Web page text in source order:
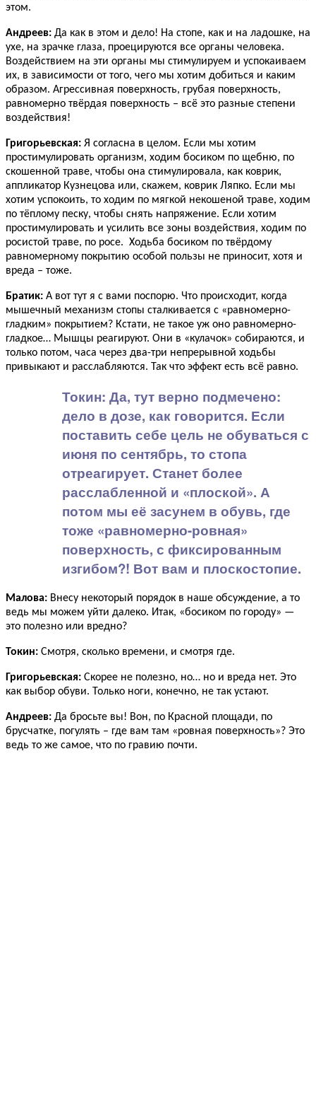
этом.
Андреев: Да как в этом и дело! На стопе, как и на ладошке, на
ухе, на зрачке глаза, проецируются все органы человека.
Воздействием на эти органы мы стимулируем и успокаиваем
их, в зависимости от того, чего мы хотим добиться и каким
образом. Агрессивная поверхность, грубая поверхность,
равномерно твёрдая поверхность – всё это разные степени
воздействия!
Григорьевская: Я согласна в целом. Если мы хотим
простимулировать организм, ходим босиком по щебню, по
скошенной траве, чтобы она стимулировала, как коврик,
аппликатор Кузнецова или, скажем, коврик Ляпко. Если мы
хотим успокоить, то ходим по мягкой некошеной траве, ходим
по тёплому песку, чтобы снять напряжение. Если хотим
простимулировать и усилить все зоны воздействия, ходим по
росистой траве, по росе. Ходьба босиком по твёрдому
равномерному покрытию особой пользы не приносит, хотя и
вреда – тоже.
Братик: А вот тут я с вами поспорю. Что происходит, когда
мышечный механизм стопы сталкивается с «равномерно-
гладким» покрытием? Кстати, не такое уж оно равномерно-
гладкое… Мышцы реагируют. Они в «кулачок» собираются, и
только потом, часа через два-три непрерывной ходьбы
привыкают и расслабляются. Так что эффект есть всё равно.
Токин: Да, тут верно подмечено:
дело в дозе, как говорится. Если
поставить себе цель не обуваться с
июня по сентябрь, то стопа
отреагирует. Станет более
расслабленной и «плоской». А
потом мы её засунем в обувь, где
тоже «равномерно-ровная»
поверхность, с фиксированным
изгибом?! Вот вам и плоскостопие.
Малова: Внесу некоторый порядок в наше обсуждение, а то
ведь мы можем уйти далеко. Итак, «босиком по городу» —
это полезно или вредно?
Токин: Смотря, сколько времени, и смотря где.
Григорьевская: Скорее не полезно, но… но и вреда нет. Это
как выбор обуви. Только ноги, конечно, не так устают.
Андреев: Да бросьте вы! Вон, по Красной площади, по
брусчатке, погулять – где вам там «ровная поверхность»? Это
ведь то же самое, что по гравию почти.